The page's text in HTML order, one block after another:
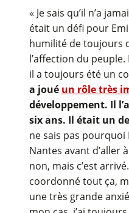
« Je sais qu’il n’a
était un défi pour
humilité de toujours
l’affection du
il a toujours été un
a joué un rôle très
développement. Il
six ans. Il était un
ne sais pas
Nantes avant d’aller
non, mais c’est
coordonné tout ça,
une très grande